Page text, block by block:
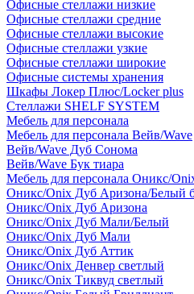
Офисные стеллажи низкие
Офисные стеллажи средние
Офисные стеллажи высокие
Офисные стеллажи узкие
Офисные стеллажи широкие
Офисные системы хранения
Шкафы Локер Плюс/Locker plus
Стеллажи SHELF SYSTEM
Мебель для персонала
Мебель для персонала Вейв/Wave
Вейв/Wave Дуб Сонома
Вейв/Wave Бук тиара
Мебель для персонала Оникс/
Оникс/Onix Дуб Аризона/Белый
Оникс/Onix Дуб Аризона
Оникс/Onix Дуб Мали/Белый
Оникс/Onix Дуб Мали
Оникс/Onix Дуб Аттик
Оникс/Onix Денвер светлый
Оникс/Onix Тиквуд светлый